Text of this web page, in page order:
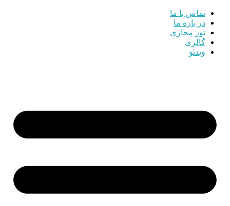
تماس با ما
در باره ما
تور مجازی
گالری
ویدئو